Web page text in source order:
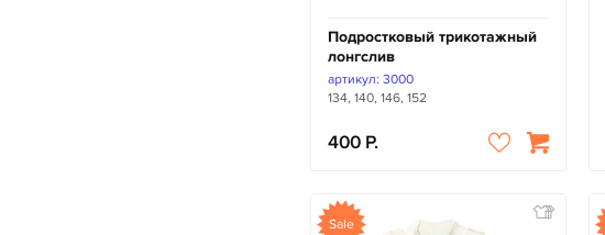
Подростковый трикотажный
лонгслив
артикул: 3000
134, 140, 146, 152
400
Sale